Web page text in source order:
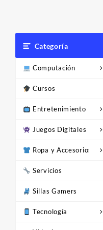
Categoría
Computación
Cursos
Entretenimiento
Juegos Digitales
Ropa y Accesorios
Servicios
Sillas Gamers
Tecnología